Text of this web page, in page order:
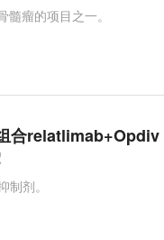
髓瘤的项目之一。
合relatlimab+Opdiv
制剂。